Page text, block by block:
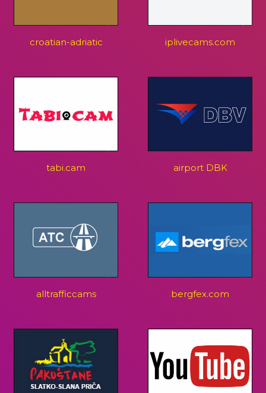
croatian-adriatic iplivecams.com
tabi.cam airport DBK
alltrafficcams bergfex.com